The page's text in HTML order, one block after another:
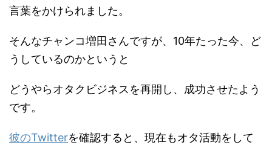
言葉をかけられました。
そんなチャンコ増田さんですが、10年たった今、ど
うしているのかというと
どうやらオタクビジネスを再開し、成功させたよう
です。
彼のTwitterを確認すると、現在もオタ活動をして